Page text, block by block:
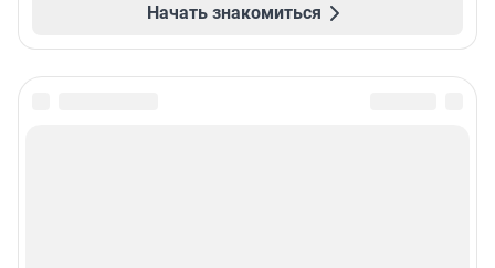
Начать знакомиться